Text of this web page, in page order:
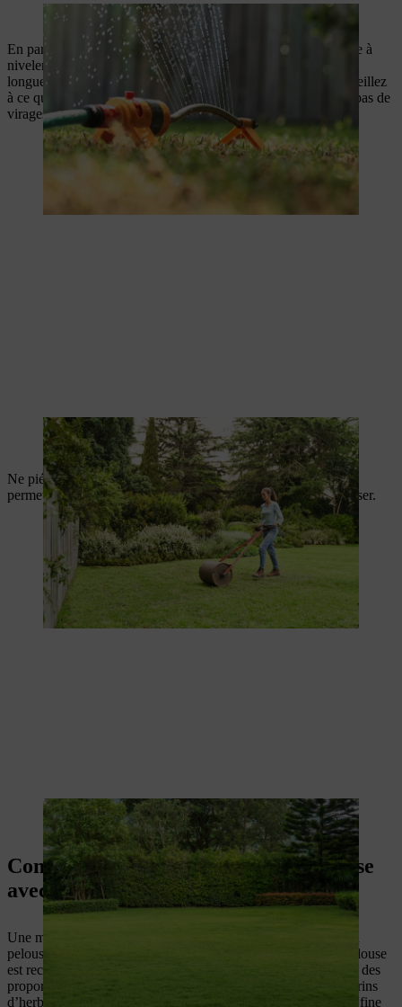
Arroser la pelouse avant de passer le rouleau
En partant d’un bord, tirez ou poussez le rouleau sur la pelouse à
niveler, bande par bande, en commençant dans le sens de la
longueur, puis repassez le rouleau dans le sens de la largeur. Veillez
à ce que les bandes se chevauchent légèrement et n’effectuez pas de
virages serrés.
Lors du passage du rouleau, les bandes doivent se chevaucher
légèrement
Ne piétiner pas la pelouse pendant au moins 24 heures pour
permettre au gazon de sécher et aux brins d’herbe de se redresser.
La pelouse doit se reposer après le passage du rouleau
Comblement : nivellement de la pelouse
avec du sable
Une méthode simple pour corriger les petites irrégularités de la
pelouse consiste à les combler avec du sable. À cet effet, la pelouse
est recouverte d’un mélange de sable et de terre végétale, dans des
proportions identiques, sur environ 1 cm dans les creux. Les brins
d’herbe ont besoin de 2 à 4 semaines pour pousser à travers la fine